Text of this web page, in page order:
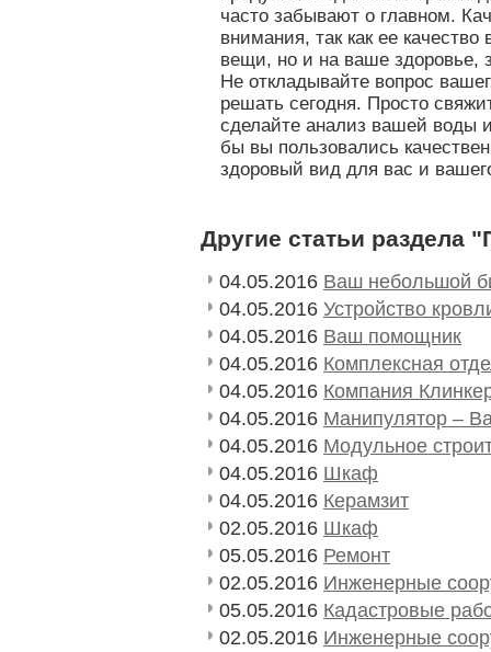
часто забывают о главном.
внимания, так как ее
вещи, но и на ваше здоровье,
Не откладывайте вопрос
решать сегодня. Просто
сделайте анализ вашей воды
бы вы пользовались
здоровый вид для вас и
Другие статьи раздела
04.05.2016 Ваш небольшой
04.05.2016 Устройство
04.05.2016 Ваш помощник
04.05.2016 Комплексная
04.05.2016 Компания
04.05.2016 Манипулятор –
04.05.2016 Модульное
04.05.2016 Шкаф
04.05.2016 Керамзит
02.05.2016 Шкаф
05.05.2016 Ремонт
02.05.2016 Инженерные
05.05.2016 Кадастровые
02.05.2016 Инженерные